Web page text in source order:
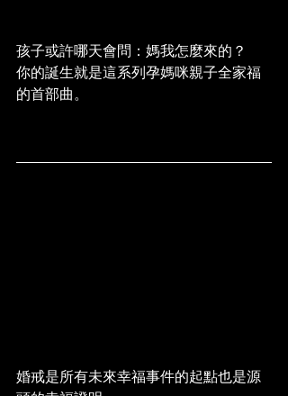
孩子或許哪天會問：媽我怎麼來的？
你的誕生就是這系列孕媽咪親子全家福
的首部曲。
婚戒是所有未來幸福事件的起點也是源